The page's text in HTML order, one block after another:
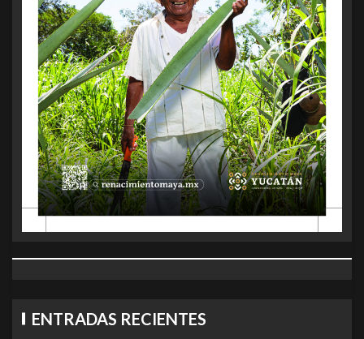
ENTRADAS RECIENTES